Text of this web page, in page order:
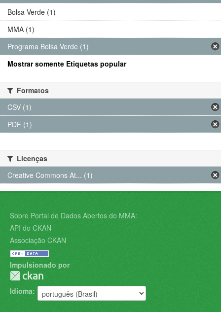
Bolsa Verde (1)
MMA (1)
Programa Bolsa Verde (1)
Mostrar somente Etiquetas popular
Formatos
CSV (1)
PDF (1)
Licenças
Creative Commons At... (1)
Sobre Portal de Dados Abertos do MMA:
API do CKAN
Associação CKAN
Impulsionado por
Idioma